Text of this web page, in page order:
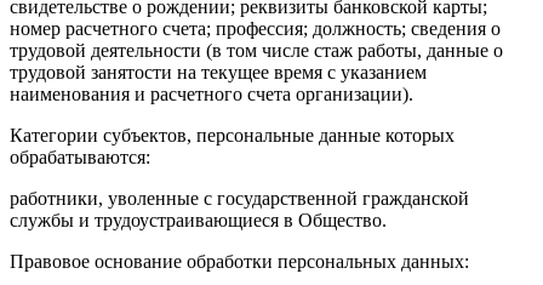
свидетельстве о рождении; реквизиты банковской карты;
номер расчетного счета; профессия; должность; сведения о
трудовой деятельности (в том числе стаж работы, данные о
трудовой занятости на текущее время с указанием
наименования и расчетного счета организации).
Категории субъектов, персональные данные которых
обрабатываются:
работники, уволенные с государственной гражданской
службы и трудоустраивающиеся в Общество.
Правовое основание обработки персональных данных: